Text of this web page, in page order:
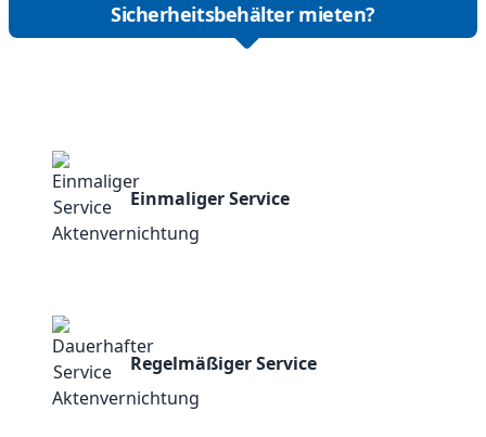
Sicherheitsbehälter mieten?
Einmaliger Service
Regelmäßiger Service